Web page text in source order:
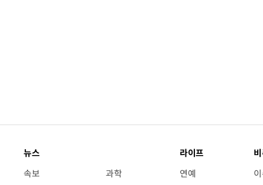
뉴스
속보
과학
라이프
연예